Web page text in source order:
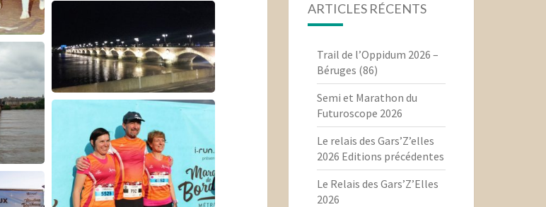
ARTICLES RÉCENTS
Trail de l’Oppidum 2026 –
Béruges (86)
Semi et Marathon du
Futuroscope 2026
Le relais des Gars’Z’elles
2026 Editions précédentes
Le Relais des Gars’Z’Elles
2026